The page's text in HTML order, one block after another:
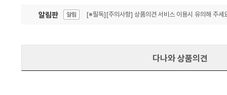
알림판 알림 [※필독][주의사항] 상품의견 서비스 이용시 유의해 주세
다나와 상품의견